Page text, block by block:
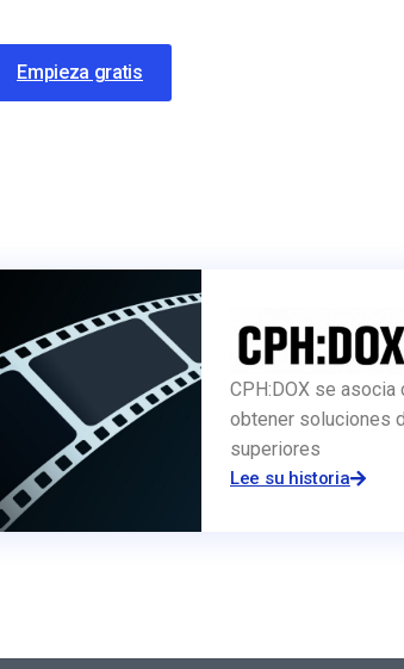
Empieza gratis
CPH:DOX se asocia
obtener soluciones
superiores
Lee su historia